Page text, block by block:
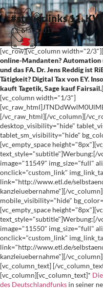
#steuerlinks 11. KW
13. März 2017
[vc_row][vc_column width="2/
online-Mandanten? Automation
und das FA. Dr. Jens Reddig ist
Tätigkeit? Digital Tax von EY.
kauft Tagetik, Sage kauf Fairsail.
[vc_column width="1/3"]
[/vc_raw_html][/vc_column][/
desktop_visibility="hide"
tablet_sm_visibility="hide"
[vc_empty_space
text_style="subtitle"]Werbung:[/
image="11549" img_size="full"
onclick="custom_link"
link="http://www.etl.de/
kanzleiuebernahme"][/
mobile_visibility="hide"
[vc_empty_space
text_style="subtitle"]Werbung:[/
image="11550" img_size="full"
onclick="custom_link"
link="http://www.etl.de/
kanzleiuebernahme"][/
[vc_column_text] [/
[vc_column][vc_column_text]*
des Deutschlandfunks in seiner